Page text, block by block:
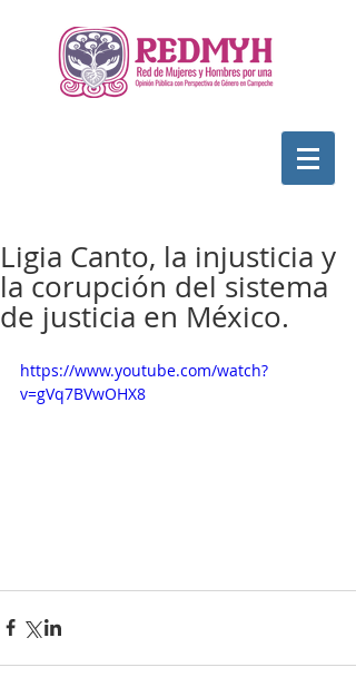
Ligia Canto, la injusticia y
la corupción del sistema
de justicia en México.
https://www.youtube.com/watch?
v=gVq7BVwOHX8